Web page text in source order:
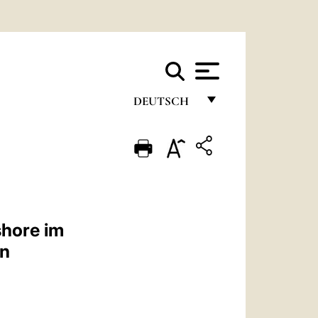
DEUTSCH
ENGLISH
im